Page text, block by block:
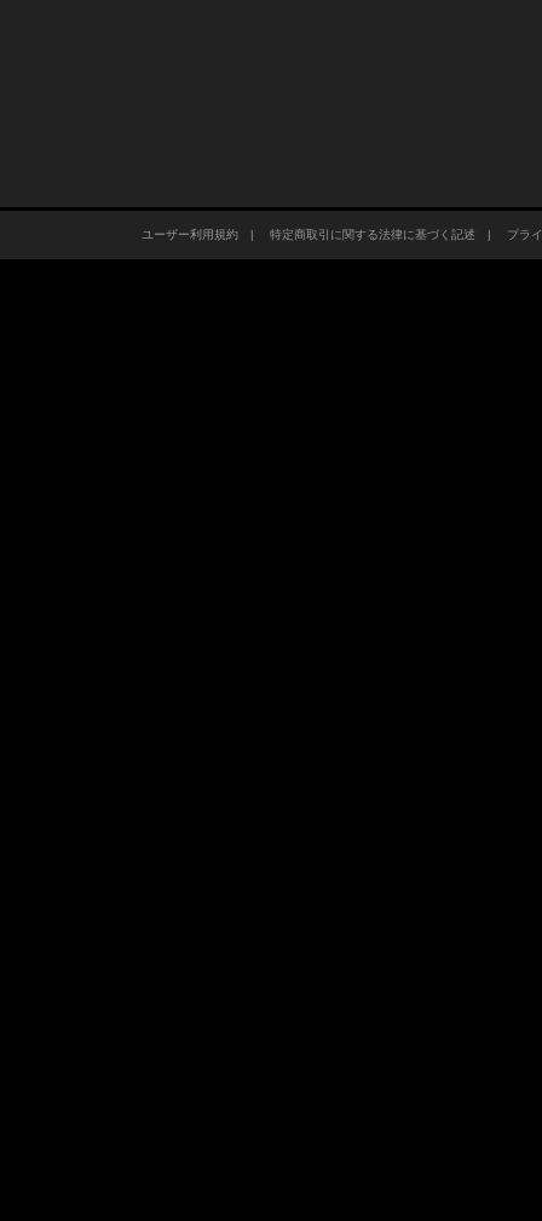
ユーザー利用規約| 特定商取引に関する法律に基づく記述 | プラ